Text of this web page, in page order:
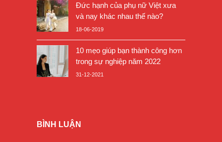
Đức hạnh của phụ nữ Việt xưa
và nay khác nhau thế nào?
18-06-2019
10 mẹo giúp bạn thành công hơn
trong sự nghiệp năm 2022
31-12-2021
BÌNH LUẬN